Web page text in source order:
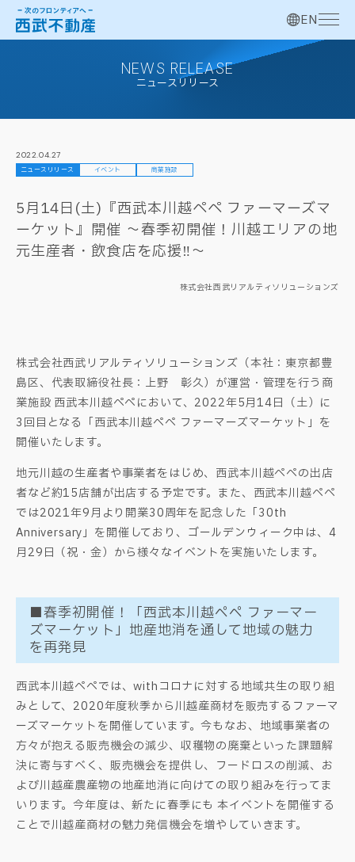
EN
NEWS RELEASE
ニュースリリース
2022.04.27
ニュースリリース イベント 商業施設
5月14日(土)『西武本川越ペペ ファーマーズマ
ーケット』開催 ～春季初開催！川越エリアの地
元生産者・飲食店を応援‼～
株式会社西武リアルティソリューションズ
株式会社西武リアルティソリューションズ（本社：東京都豊
島区、代表取締役社長：上野 彰久）が運営・管理を行う商
業施設 西武本川越ペペにおいて、2022年5月14日（土）に
3回目となる「西武本川越ペペ ファーマーズマーケット」を
開催いたします。
地元川越の生産者や事業者をはじめ、西武本川越ペペの出店
者など約15店舗が出店する予定です。また、西武本川越ペペ
では2021年9月より開業30周年を記念した「30th
Anniversary」を開催しており、ゴールデンウィーク中は、4
月29日（祝・金）から様々なイベントを実施いたします。
■春季初開催！「西武本川越ペペ ファーマー
ズマーケット」地産地消を通して地域の魅力
を再発見
西武本川越ぺぺでは、withコロナに対する地域共生の取り組
みとして、2020年度秋季から川越産商材を販売するファーマ
ーズマーケットを開催しています。今もなお、地域事業者の
方々が抱える販売機会の減少、収穫物の廃棄といった課題解
決に寄与すべく、販売機会を提供し、フードロスの削減、お
よび川越産農産物の地産地消に向けての取り組みを行ってま
いります。今年度は、新たに春季にも 本イベントを開催する
ことで川越産商材の魅力発信機会を増やしていきます。